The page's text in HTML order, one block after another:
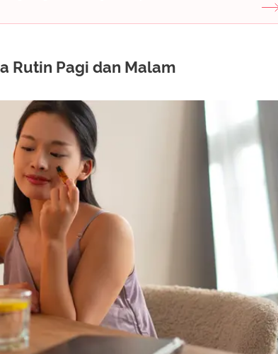
Rutin Pagi dan Malam